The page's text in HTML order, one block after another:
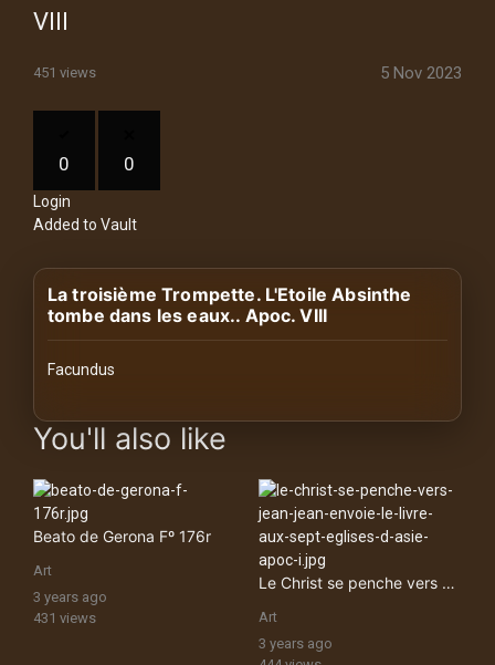
Other
History
Your
Vault
Playlist
Explore
About
VIII
451 views 5 Nov 2023
0 0
Login
Added to Vault
La troisième Trompette. L'Etoile Absinthe
tombe dans les eaux.. Apoc. VIII
Facundus
images Historical Art, Antiquities & Cultural Heritage Stock
You'll also like
Beato de Gerona Fº 176r
Art
3 years ago
431 views
Le Christ se penche vers Jean. Jean envoie le Livre aux Sept Eglises d’Asie. Apoc. I
Art
3 years ago